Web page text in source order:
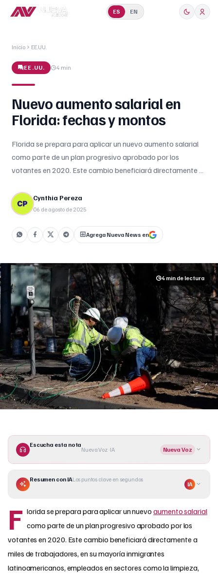
ES EN
Inicio EE.UU.
EE.UU. 4 min
Nuevo aumento salarial en
Florida: fechas y montos
Florida se prepara para aplicar un nuevo aumento salarial
como parte de un plan progresivo aprobado por los
votantes en 2020. Este cambio beneficiará directamente a
latinoamericanos, empleados en sectores como la limpieza,
construcción, agricultura, hospitalidad y ventas. A partir del
Cynthia Pereza
06 de agosto de 2025
Agrega Nueva News en
4 min de lectura
Escucha esta nota
Nueva Voz · IA Nueva Voz
Resumen con IALos puntos clave en segundos
IA
F lorida se prepara para aplicar un nuevoaumento salarial
como parte de un plan progresivo aprobado por los
votantes en 2020. Este cambio beneficiará directamente a
miles de trabajadores, en su mayoría inmigrantes
latinoamericanos, empleados en sectores como la limpieza,